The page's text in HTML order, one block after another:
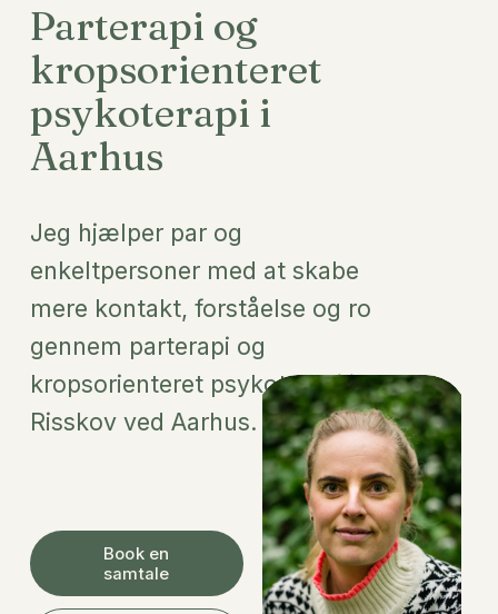
Parterapi og
kropsorienteret
psykoterapi i
Aarhus
Jeg hjælper par og
enkeltpersoner med at skabe
mere kontakt, forståelse og ro
gennem parterapi og
kropsorienteret psykoterapi i
Risskov ved Aarhus.
Book en
samtale